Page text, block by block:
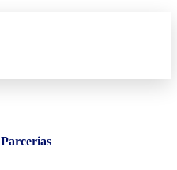
Parcerias